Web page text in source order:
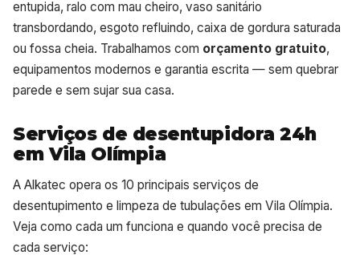
entupida, ralo com mau cheiro, vaso sanitário
transbordando, esgoto refluindo, caixa de gordura saturada
ou fossa cheia. Trabalhamos com orçamento gratuito,
equipamentos modernos e garantia escrita — sem quebrar
parede e sem sujar sua casa.
Serviços de desentupidora 24h
em Vila Olímpia
A Alkatec opera os 10 principais serviços de
desentupimento e limpeza de tubulações em Vila Olímpia.
Veja como cada um funciona e quando você precisa de
cada serviço: